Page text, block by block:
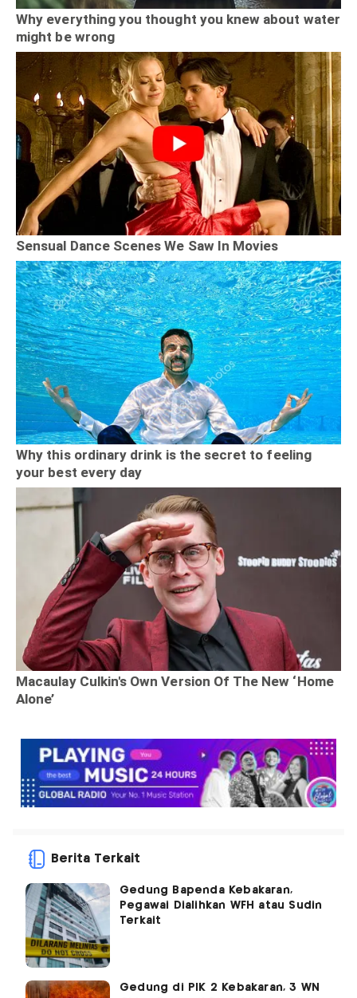
Berita Terkait
Gedung Bapenda Kebakaran,
Pegawai Dialihkan WFH atau Sudin
Terkait
Gedung di PIK 2 Kebakaran, 3 WN